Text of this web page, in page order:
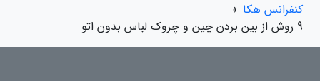
کنفرانس هکا »
9 روش از بین بردن چین و چروک لباس بدون اتو